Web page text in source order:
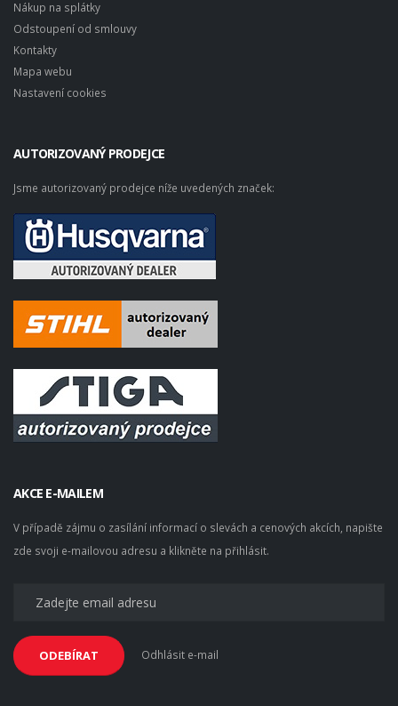
Nákup na splátky
Odstoupení od smlouvy
Kontakty
Mapa webu
Nastavení cookies
AUTORIZOVANÝ PRODEJCE
Jsme autorizovaný prodejce níže uvedených značek:
AKCE E-MAILEM
V případě zájmu o zasílání informací o slevách a cenových akcích, napište
zde svoji e-mailovou adresu a klikněte na přihlásit.
ODEBÍRAT Odhlásit e-mail